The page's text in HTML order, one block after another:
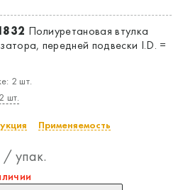
Нет, выбрать другой
Полиуретановая втулка
передней подвески I.D. =
2 шт.
шт.
Применяемость
/ упак.